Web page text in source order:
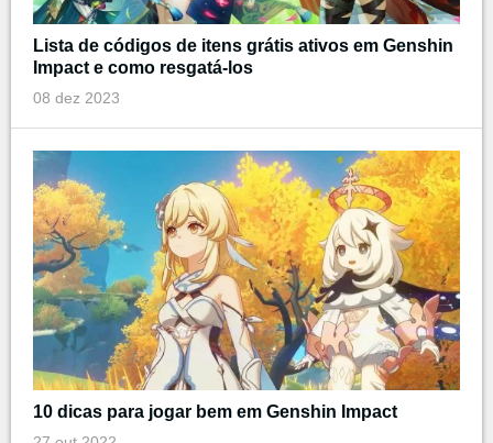
Lista de códigos de itens grátis ativos em Genshin
Impact e como resgatá-los
08 dez 2023
10 dicas para jogar bem em Genshin Impact